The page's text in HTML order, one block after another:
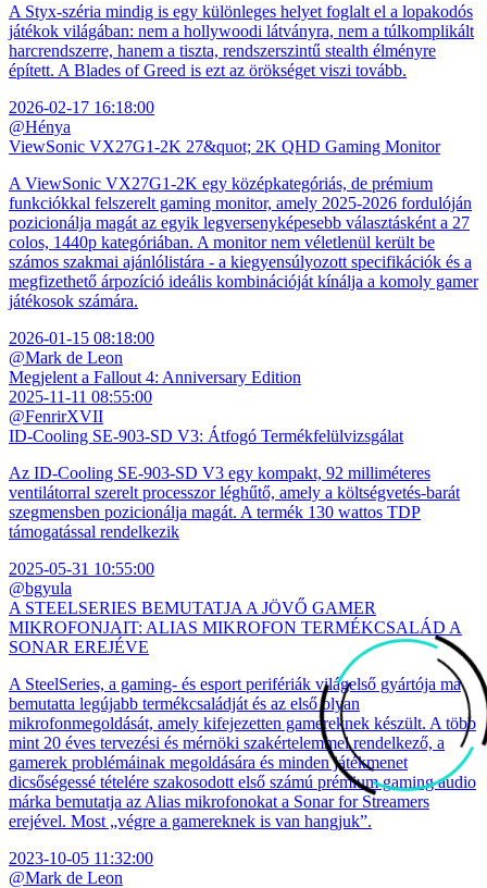
A Styx-széria mindig is egy különleges helyet foglalt el a lopakodós
játékok világában: nem a hollywoodi látványra, nem a túlkomplikált
harcrendszerre, hanem a tiszta, rendszerszintű stealth élményre
épített. A Blades of Greed is ezt az örökséget viszi tovább.
2026-02-17 16:18:00
@Hénya
ViewSonic VX27G1-2K 27&quot; 2K QHD Gaming Monitor
A ViewSonic VX27G1-2K egy középkategóriás, de prémium
funkciókkal felszerelt gaming monitor, amely 2025-2026 fordulóján
pozicionálja magát az egyik legversenyképesebb választásként a 27
colos, 1440p kategóriában. A monitor nem véletlenül került be
számos szakmai ajánlólistára - a kiegyensúlyozott specifikációk és a
megfizethető árpozíció ideális kombinációját kínálja a komoly gamer
játékosok számára.
2026-01-15 08:18:00
@Mark de Leon
Megjelent a Fallout 4: Anniversary Edition
2025-11-11 08:55:00
@FenrirXVII
ID-Cooling SE-903-SD V3: Átfogó Termékfelülvizsgálat
Az ID-Cooling SE-903-SD V3 egy kompakt, 92 milliméteres
ventilátorral szerelt processzor léghűtő, amely a költségvetés-barát
szegmensben pozicionálja magát. A termék 130 wattos TDP
támogatással rendelkezik
2025-05-31 10:55:00
@bgyula
A STEELSERIES BEMUTATJA A JÖVŐ GAMER
MIKROFONJAIT: ALIAS MIKROFON TERMÉKCSALÁD A
SONAR EREJÉVE
A SteelSeries, a gaming- és esport perifériák világelső gyártója ma
bemutatta legújabb termékcsaládját és az első olyan
mikrofonmegoldását, amely kifejezetten gamereknek készült. A több
mint 20 éves tervezési és mérnöki szakértelemmel rendelkező, a
gamerek problémáinak megoldására és minden játékmenet
dicsőségessé tételére szakosodott első számú prémium gaming audio
márka bemutatja az Alias mikrofonokat a Sonar for Streamers
erejével. Most „végre a gamereknek is van hangjuk”.
2023-10-05 11:32:00
@Mark de Leon